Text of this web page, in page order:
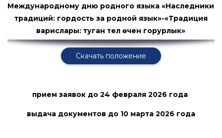
Международному дню родного языка «Наследники
традиций: гордость за родной язык»-«Традиция
варислары: туган тел өчен горурлык»
Скачать положение
прием заявок до 24 февраля 2026 года
выдача документов до 10 марта2026 года